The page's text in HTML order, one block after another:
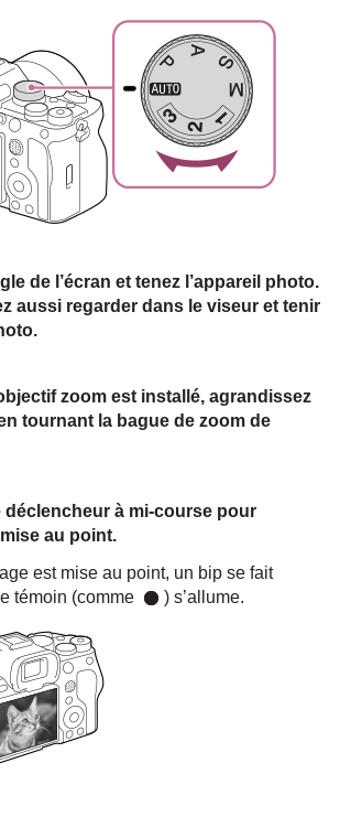
de l’écran et tenez l’appareil photo.
aussi regarder dans le viseur et tenir
zoom est installé, agrandissez
tournant la bague de zoom de
déclencheur à mi-course pour
au point.
est mise au point, un bip se fait
témoin (comme
) s’allume.